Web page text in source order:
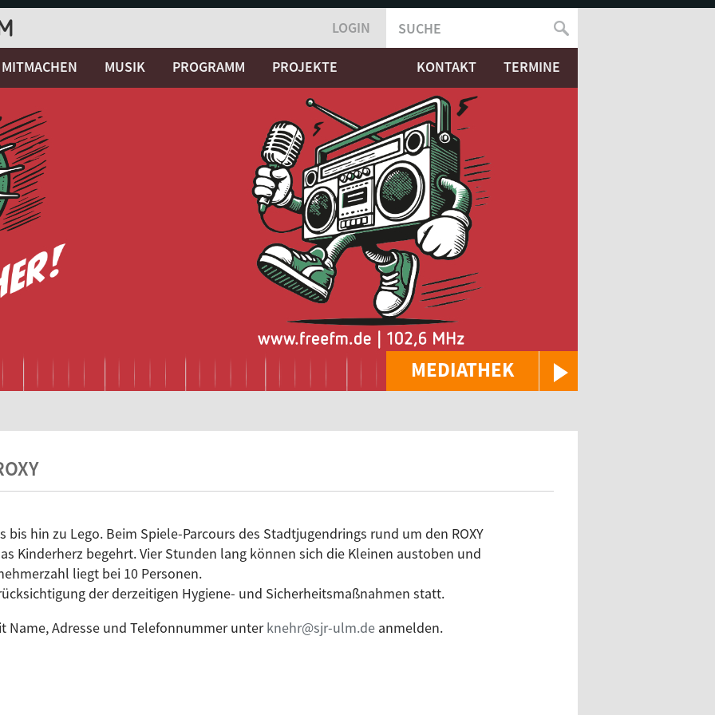
MEDIATHEK
LOGIN
SUCHFORMULAR
SUCHE
MITMACHEN MUSIK PROGRAMM PROJEKTE KONTAKT TERMINE
bis hin zu Lego. Beim Spiele-Parcours des Stadtjugendrings rund um den ROXY
Kinderherz begehrt. Vier Stunden lang können sich die Kleinen austoben und
liegt bei 10 Personen.
der derzeitigen Hygiene- und Sicherheitsmaßnahmen statt.
Name, Adresse und Telefonnummer unterknehr@sjr-ulm.de anmelden.